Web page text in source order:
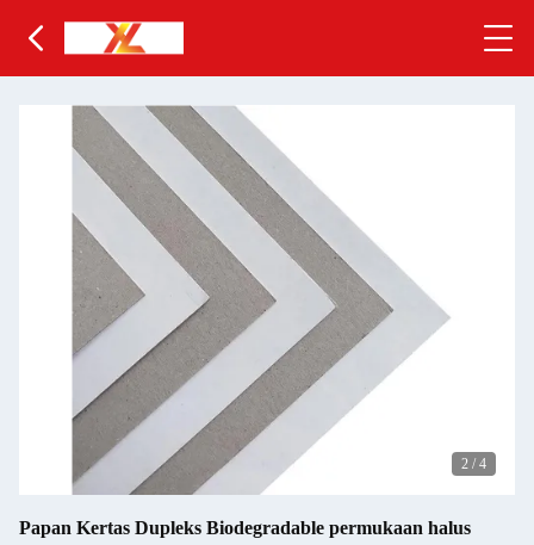
2 / 4
Papan Kertas Dupleks Biodegradable permukaan halus